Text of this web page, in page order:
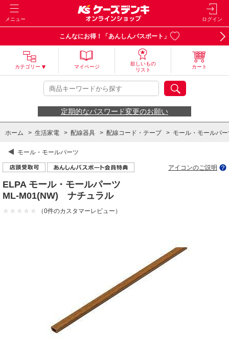
メニュー ログイン
こんなにお得！「あんしんパスポート」
カテゴリー マイページ
欲しいもの
リスト
カート
定期的なパスワード変更のお願い
ホーム > 生活家電 > 配線器具 > 配線コード・テープ > モール・モールパ
モール・モールパーツ
アイコンのご説明
ELPA モール・モールパーツ
ML-M01(NW) ナチュラル
（0件のカスタマーレビュー）